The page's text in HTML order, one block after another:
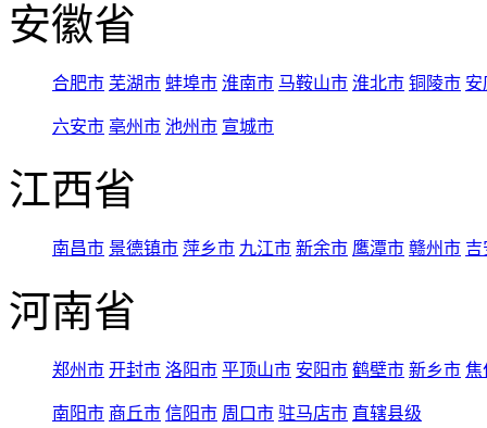
安徽省
合肥市 芜湖市 蚌埠市 淮南市 马鞍山市 淮北市 铜陵市 安
六安市 亳州市 池州市 宣城市
江西省
南昌市 景德镇市 萍乡市 九江市 新余市 鹰潭市 赣州市 吉
河南省
郑州市 开封市 洛阳市 平顶山市 安阳市 鹤壁市 新乡市 焦
南阳市 商丘市 信阳市 周口市 驻马店市 直辖县级